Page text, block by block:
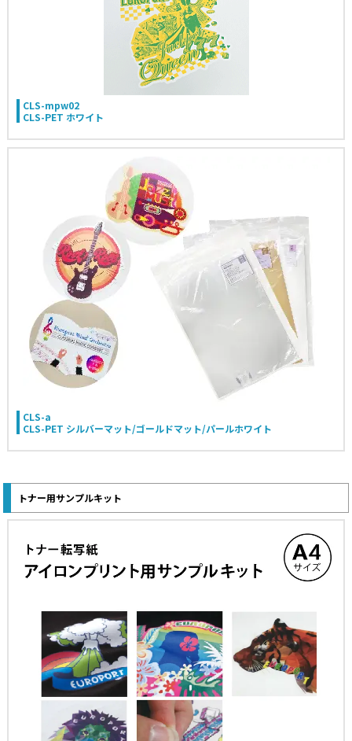
CLS-mpw02
CLS-PET ホワイト
CLS-a
CLS-PET シルバーマット/ゴールドマット/パールホワイト
トナー用サンプルキット